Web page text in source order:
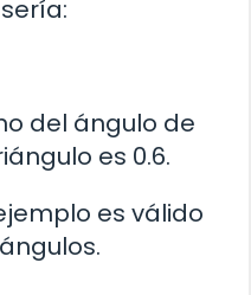
del ángulo de
es 0.6.
es válido